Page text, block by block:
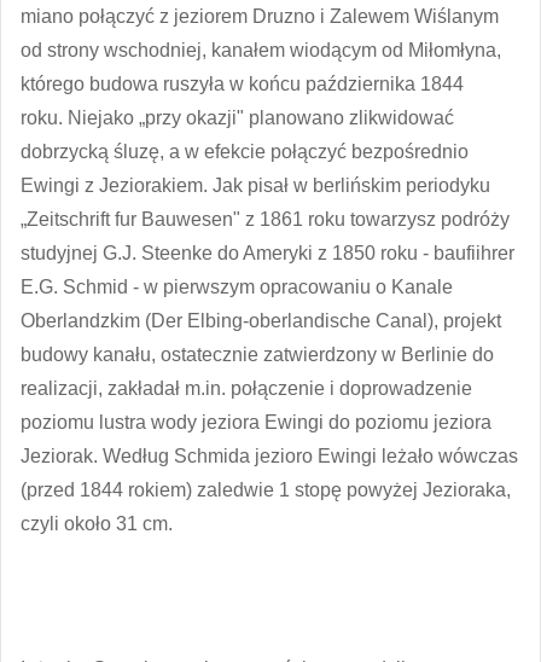
miano połączyć z jeziorem Druzno i Zalewem Wiślanym
od strony wschodniej, kanałem wiodącym od Miłomłyna,
którego budowa ruszyła w końcu października 1844
roku. Niejako „przy okazji" planowano zlikwidować
dobrzycką śluzę, a w efekcie połączyć bezpośrednio
Ewingi z Jeziorakiem. Jak pisał w berlińskim periodyku
„Zeitschrift fur Bauwesen" z 1861 roku towarzysz podróży
studyjnej G.J. Steenke do Ameryki z 1850 roku - baufiihrer
E.G. Schmid - w pierwszym opracowaniu o Kanale
Oberlandzkim (Der Elbing-oberlandische Canal), projekt
budowy kanału, ostatecznie zatwierdzony w Berlinie do
realizacji, zakładał m.in. połączenie i doprowadzenie
poziomu lustra wody jeziora Ewingi do poziomu jeziora
Jeziorak. Według Schmida jezioro Ewingi leżało wówczas
(przed 1844 rokiem) zaledwie 1 stopę powyżej Jezioraka,
czyli około 31 cm.